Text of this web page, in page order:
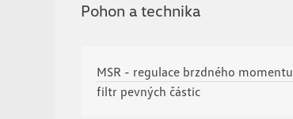
Pohon a technika
MSR - regulace brzdného momentu
filtr pevných částic